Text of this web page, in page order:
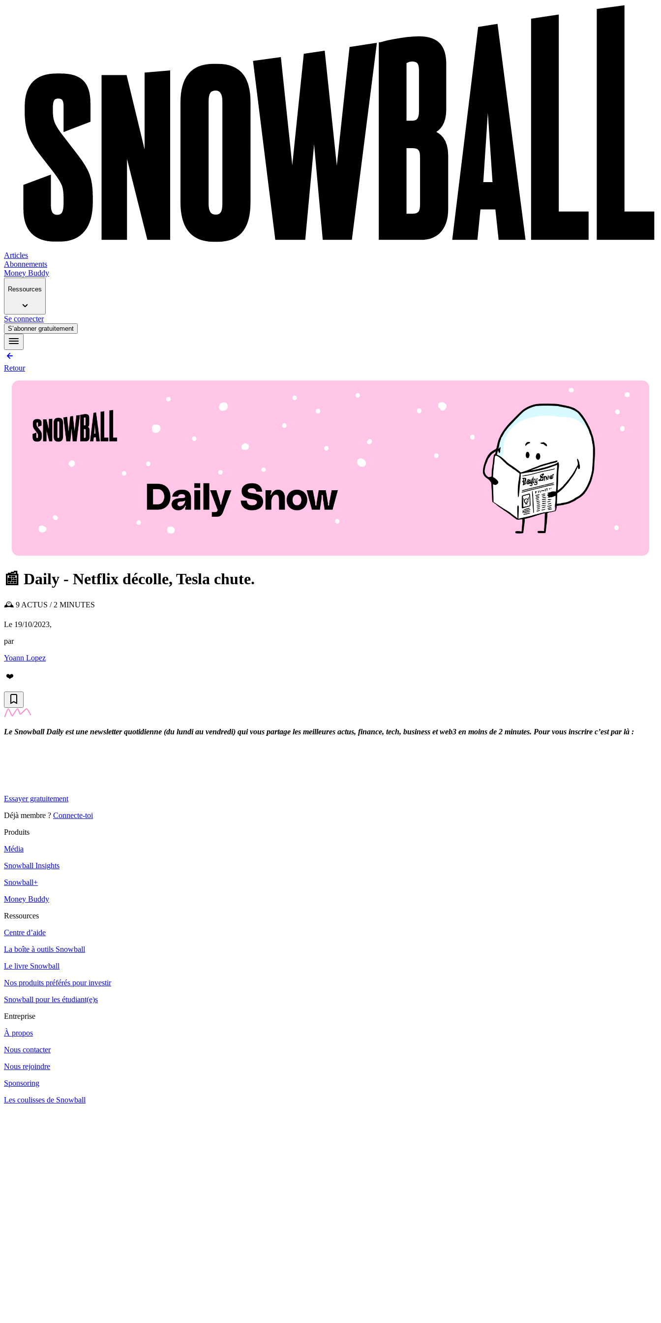
Articles
Abonnements
Money Buddy
Ressources
Se connecter
S’abonner gratuitement
Retour
📰 Daily - Netflix décolle, Tesla chute.
🕰️ 9 ACTUS / 2 MINUTES
Le 19/10/2023,
par
Yoann Lopez
❤️
Le Snowball Daily est une newsletter quotidienne (du lundi au vendredi) qui vous partage les meilleures actus, finance, tech, business et web3 en moins de 2 minutes. Pour vous inscrire c’est par là :
Essayer gratuitement
Déjà membre ? Connecte-toi
Produits
Média
Snowball Insights
Snowball+
Money Buddy
Ressources
Centre d’aide
La boîte à outils Snowball
Le livre Snowball
Nos produits préférés pour investir
Snowball pour les étudiant(e)s
Entreprise
À propos
Nous contacter
Nous rejoindre
Sponsoring
Les coulisses de Snowball